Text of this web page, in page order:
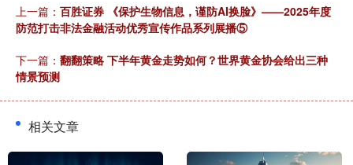
上一篇： 百胜证券 《保护生物信息，谨防AI换脸》——2025年度
防范打击非法金融活动优秀宣传作品系列展播⑤
下一篇： 翻翻策略 下半年黄金走势如何？世界黄金协会给出三种
情景预测
相关文章